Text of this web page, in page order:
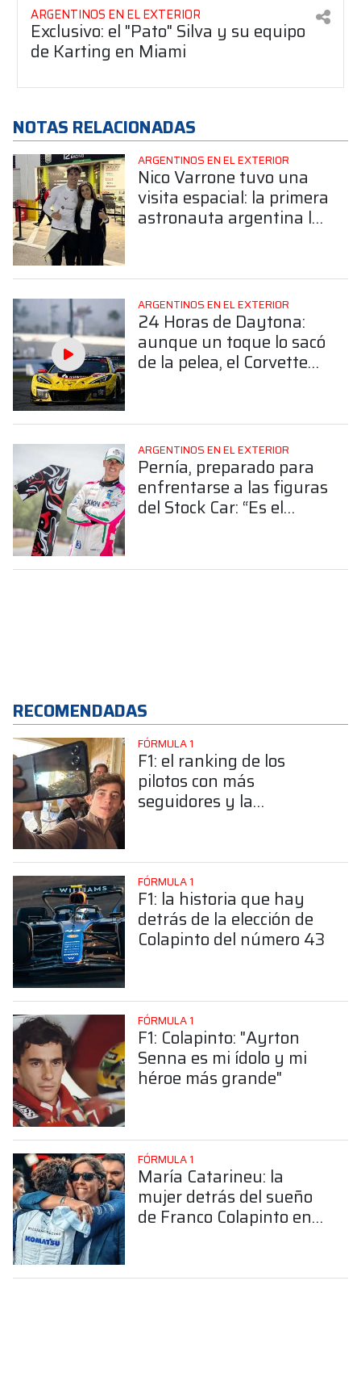
ARGENTINOS EN EL EXTERIOR
Exclusivo: el "Pato" Silva y su equipo
de Karting en Miami
NOTAS RELACIONADAS
ARGENTINOS EN EL EXTERIOR
Nico Varrone tuvo una
visita espacial: la primera
astronauta argentina lo
ARGENTINOS EN EL EXTERIOR
24 Horas de Daytona:
aunque un toque lo sacó
de la pelea, el Corvette
ARGENTINOS EN EL EXTERIOR
Pernía, preparado para
enfrentarse a las figuras
del Stock Car: “Es el
RECOMENDADAS
FÓRMULA 1
F1: el ranking de los
pilotos con más
seguidores y la
FÓRMULA 1
F1: la historia que hay
detrás de la elección de
Colapinto del número 43
FÓRMULA 1
F1: Colapinto: "Ayrton
Senna es mi ídolo y mi
héroe más grande"
FÓRMULA 1
María Catarineu: la
mujer detrás del sueño
de Franco Colapinto en